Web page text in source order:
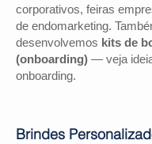
corporativos, feiras
de endomarketing.
desenvolvemos kits de
(onboarding) — veja
onboarding.
Brindes